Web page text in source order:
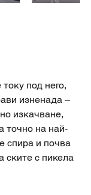
под него,
изненада –
изкачване,
точно на най-
спира и почва
ските с пикела